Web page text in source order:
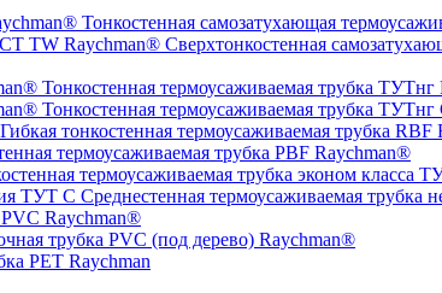
Тонкостенная самозатухающая
Сверхтонкостенная
Тонкостенная термоусаживаемая трубка
Тонкостенная термоусаживаемая трубка
Гибкая тонкостенная термоусаживаемая трубка
термоусаживаемая трубка PBF Raychman®
термоусаживаемая трубка эконом класса
Среднестенная термоусаживаемая
PVC Raychman®
трубка PVC (под дерево) Raychman®
PET Raychman